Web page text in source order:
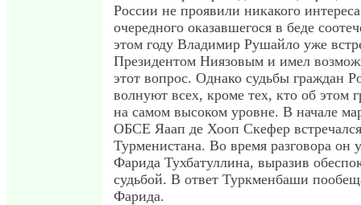
России не проявили никакого
очередного оказавшегося в беде
этом году Владимир Рушайло уже
Президентом Ниязовым и имел
этот вопрос. Однако судьбы граждан
волнуют всех, кроме тех, кто об этом
на самом высоком уровне. В начале
ОБСЕ Яаап де Хооп Скефер
Турменистана. Во время разговора он
Фарида Тухбатуллина, выразив
судьбой. В ответ Туркменбаши
Фарида.